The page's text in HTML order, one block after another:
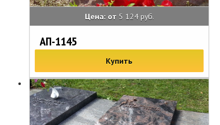
Цена: от 5 124 руб.
АП-1145
Купить